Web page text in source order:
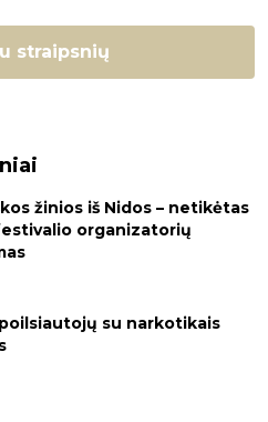
straipsnių
žinios iš Nidos – netikėtas
organizatorių
su narkotikais